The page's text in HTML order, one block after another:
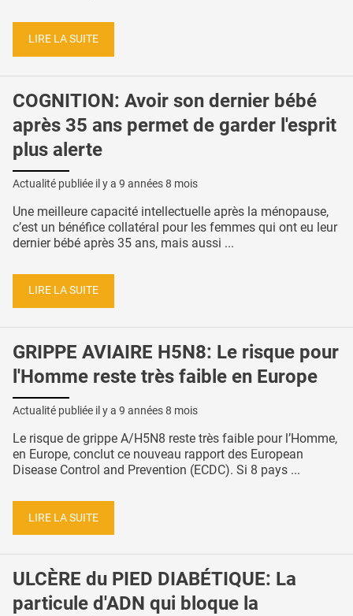
LIRE LA SUITE
COGNITION: Avoir son dernier bébé
après 35 ans permet de garder l'esprit
plus alerte
Actualité publiée il y a 9 années 8 mois
Une meilleure capacité intellectuelle après la ménopause,
c’est un bénéfice collatéral pour les femmes qui ont eu leur
dernier bébé après 35 ans, mais aussi ...
LIRE LA SUITE
GRIPPE AVIAIRE H5N8: Le risque pour
l'Homme reste très faible en Europe
Actualité publiée il y a 9 années 8 mois
Le risque de grippe A/H5N8 reste très faible pour l’Homme,
en Europe, conclut ce nouveau rapport des European
Disease Control and Prevention (ECDC). Si 8 pays ...
LIRE LA SUITE
ULCÈRE du PIED DIABÉTIQUE: La
particule d'ADN qui bloque la